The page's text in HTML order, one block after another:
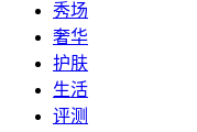
秀场
奢华
护肤
生活
评测